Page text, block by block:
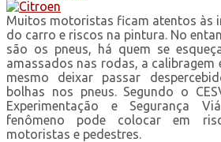
Muitos motoristas ficam atentos às
do carro e riscos na pintura. No
são os pneus, há quem se
amassados nas rodas, a
mesmo deixar passar
bolhas nos pneus. Segundo o
Experimentação e Segurança
fenômeno pode colocar em
motoristas e pedestres.